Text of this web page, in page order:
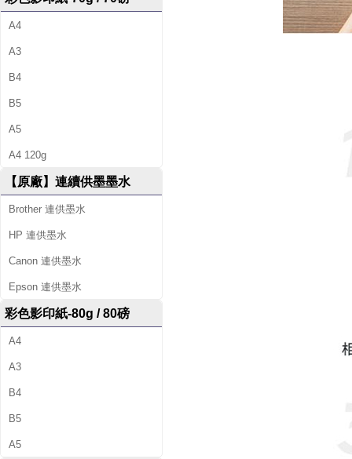
A4
A3
B4
B5
A5
A4 120g
【原廠】連續供墨墨水
Brother 連供墨水
HP 連供墨水
Canon 連供墨水
Epson 連供墨水
彩色影印紙-80g / 80磅
A4
A3
B4
B5
A5